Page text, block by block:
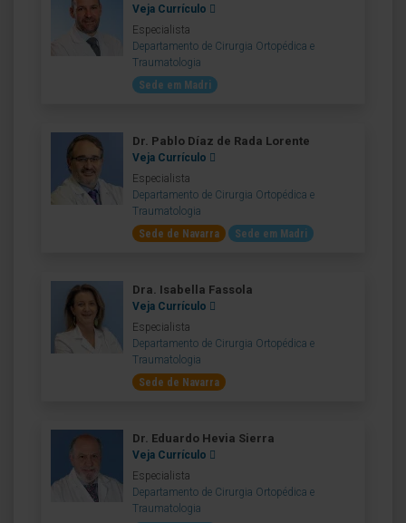
Veja Currículo
Especialista
Departamento de Cirurgia Ortopédica e
Traumatologia
Sede em Madri
Dr. Pablo Díaz de Rada Lorente
Veja Currículo
Especialista
Departamento de Cirurgia Ortopédica e
Traumatologia
Sede de Navarra
Sede em Madri
Dra. Isabella Fassola
Veja Currículo
Especialista
Departamento de Cirurgia Ortopédica e
Traumatologia
Sede de Navarra
Dr. Eduardo Hevia Sierra
Veja Currículo
Especialista
Departamento de Cirurgia Ortopédica e
Traumatologia